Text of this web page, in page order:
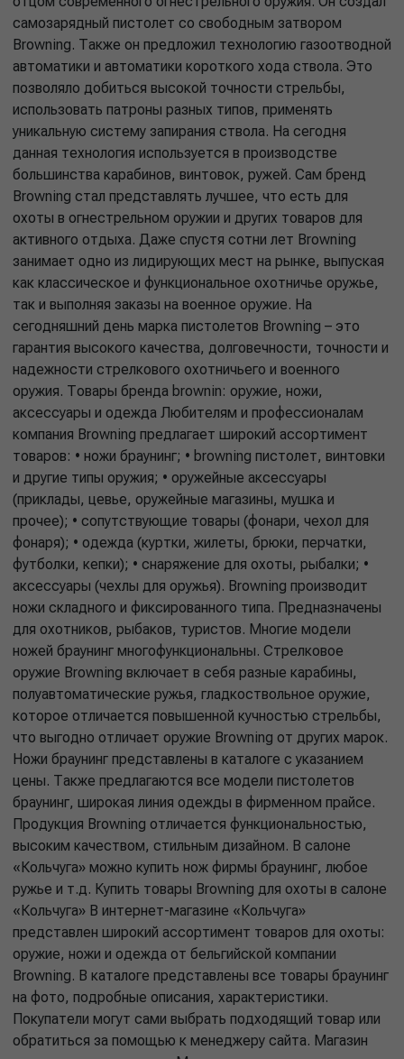
самозарядный пистолет со свободным затвором
Browning. Также он предложил технологию газоотводной
автоматики и автоматики короткого хода ствола. Это
позволяло добиться высокой точности стрельбы,
использовать патроны разных типов, применять
уникальную систему запирания ствола. На сегодня
данная технология используется в производстве
большинства карабинов, винтовок, ружей. Сам бренд
Browning стал представлять лучшее, что есть для
охоты в огнестрельном оружии и других товаров для
активного отдыха. Даже спустя сотни лет Browning
занимает одно из лидирующих мест на рынке, выпуская
как классическое и функциональное охотничье оружье,
так и выполняя заказы на военное оружие. На
сегодняшний день марка пистолетов Browning – это
гарантия высокого качества, долговечности, точности и
надежности стрелкового охотничьего и военного
оружия. Товары бренда brownin: оружие, ножи,
аксессуары и одежда Любителям и профессионалам
компания Browning предлагает широкий ассортимент
товаров: • ножи браунинг; • browning пистолет, винтовки
и другие типы оружия; • оружейные аксессуары
(приклады, цевье, оружейные магазины, мушка и
прочее); • сопутствующие товары (фонари, чехол для
фонаря); • одежда (куртки, жилеты, брюки, перчатки,
футболки, кепки); • снаряжение для охоты, рыбалки; •
аксессуары (чехлы для оружья). Browning производит
ножи складного и фиксированного типа. Предназначены
для охотников, рыбаков, туристов. Многие модели
ножей браунинг многофункциональны. Стрелковое
оружие Browning включает в себя разные карабины,
полуавтоматические ружья, гладкоствольное оружие,
которое отличается повышенной кучностью стрельбы,
что выгодно отличает оружие Browning от других марок.
Ножи браунинг представлены в каталоге с указанием
цены. Также предлагаются все модели пистолетов
браунинг, широкая линия одежды в фирменном прайсе.
Продукция Browning отличается функциональностью,
высоким качеством, стильным дизайном. В салоне
«Кольчуга» можно купить нож фирмы браунинг, любое
ружье и т.д. Купить товары Browning для охоты в салоне
«Кольчуга» В интернет-магазине «Кольчуга»
представлен широкий ассортимент товаров для охоты:
оружие, ножи и одежда от бельгийской компании
Browning. В каталоге представлены все товары браунинг
на фото, подробные описания, характеристики.
Покупатели могут сами выбрать подходящий товар или
обратиться за помощью к менеджеру сайта. Магазин